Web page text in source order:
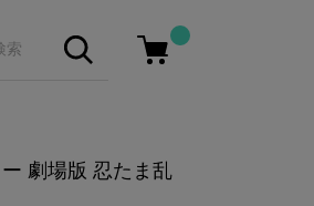
劇場版 忍たま乱